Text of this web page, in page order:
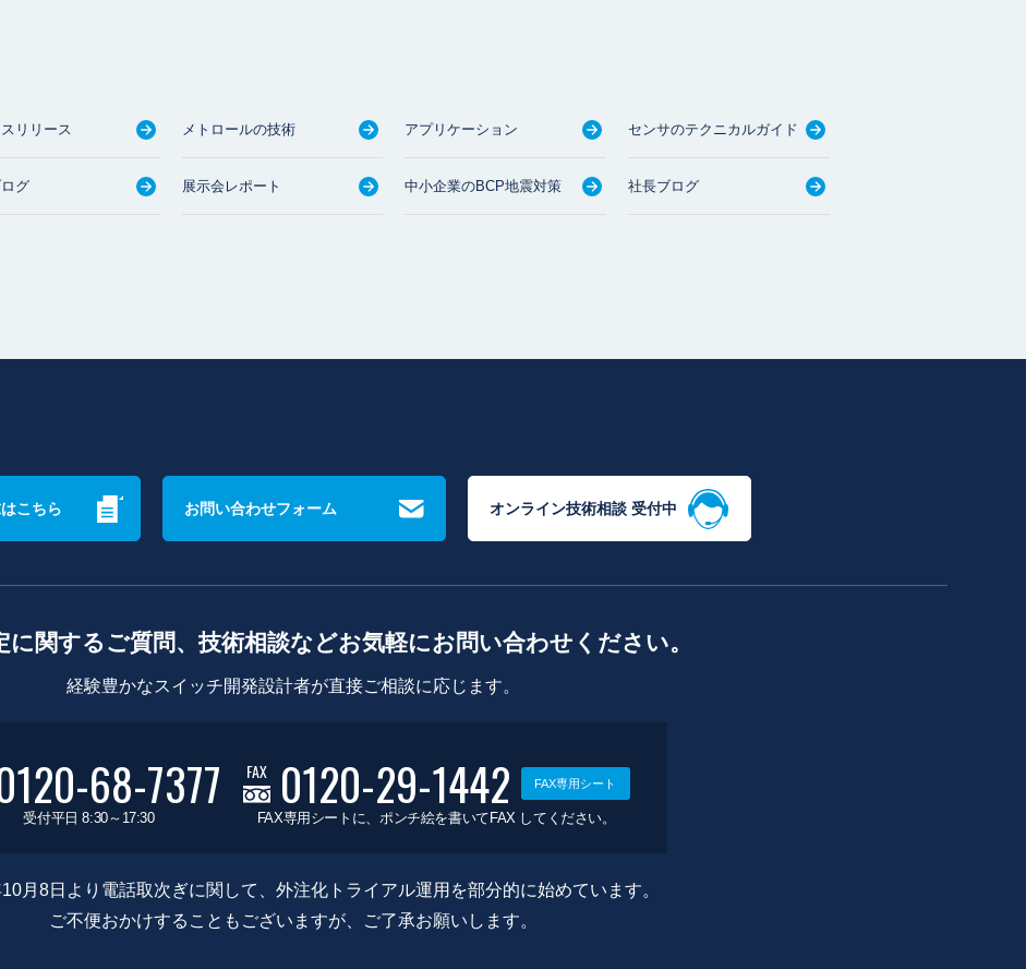
リリース メトロールの技術 アプリケーション センサのテクニカルガイド
グ 展示会レポート 中小企業のBCP地震対策 社長ブログ
こちら お問い合わせフォーム オンライン技術相談 受付中
に関するご質問、技術相談などお気軽にお問い合わせください。
経験豊かなスイッチ開発設計者が直接ご相談に応じます。
68-7377
受付平日 8:30～17:30
FAX 0120-29-1442 FAX専用シート
FAX専用シートに、ポンチ絵を書いてFAX してください。
月8日より電話取次ぎに関して、外注化トライアル運用を部分的に始めています。
ご不便おかけすることもございますが、ご了承お願いします。